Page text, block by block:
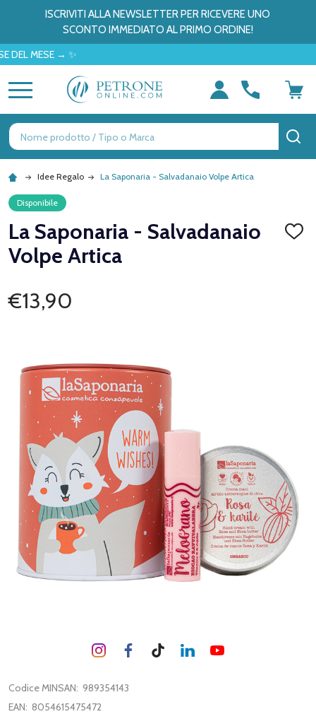
ISCRIVITI ALLA NEWSLETTER PER RICEVERE UNO
SCONTO IMMEDIATO AL PRIMO ORDINE!
→ ✨
Ricerca
Idee Regalo La Saponaria - Salvadanaio Volpe Artica
Disponibile
La Saponaria - Salvadanaio
Volpe Artica
€13,90
Codice MINSAN: 989354143
EAN: 8054615475472